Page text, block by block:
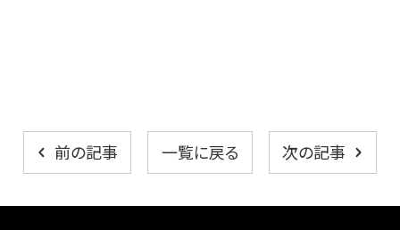
前の記事 一覧に戻る 次の記事